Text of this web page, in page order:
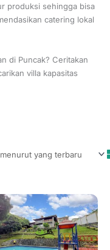
produksi sehingga bisa
catering lokal
di Puncak? Ceritakan
villa kapasitas